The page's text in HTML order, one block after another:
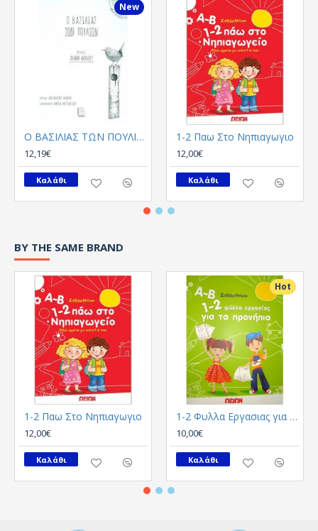
New
Ο ΒΑΣΙΛΙΑΣ ΤΩΝ ΠΟΥΛΙΩΝ
12,19€
Καλάθι
1-2 Παω Στο Νηπιαγωγιο
12,00€
Καλάθι
BY THE SAME BRAND
1-2 Παω Στο Νηπιαγωγιο
12,00€
Καλάθι
Hot
1-2 Φυλλα Εργασιας για τα προνηπια
10,00€
Καλάθι